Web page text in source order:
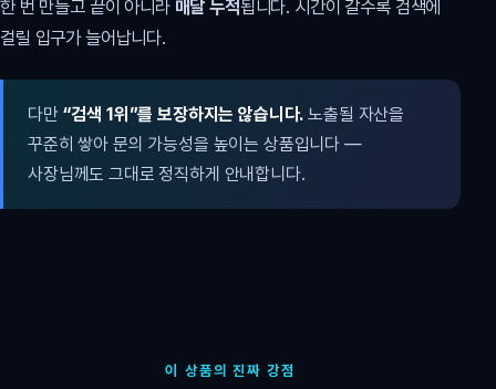
한 번 만들고 끝이 아니라 매달 누적됩니다. 시간이 갈수록 검색에
걸릴 입구가 늘어납니다.
다만 “검색 1위”를 보장하지는 않습니다. 노출될 자산을
꾸준히 쌓아 문의 가능성을 높이는 상품입니다 —
사장님께도 그대로 정직하게 안내합니다.
이 상품의 진짜 강점